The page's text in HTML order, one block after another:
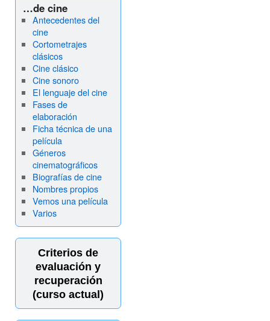
…de cine
Antecedentes del
cine
Cortometrajes
clásicos
Cine clásico
Cine sonoro
El lenguaje del cine
Fases de
elaboración
Ficha técnica de una
película
Géneros
cinematográficos
Biografías de cine
Nombres propios
Vemos una película
Varios
Criterios de
evaluación y
recuperación
(curso actual)